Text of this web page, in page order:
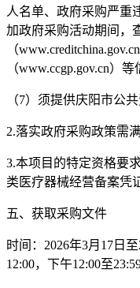
人名单、政府采购严重
加政府采购活动期间，
（
（www.ccgp.gov.cn）
（7）须提供庆阳市公
2.落实政府采购政策需
3.本项目的特定资格要求
类医疗器械经营备案凭
五、获取采购文件
时间： 2026年3月 17 日至
12:00，下午12:00至